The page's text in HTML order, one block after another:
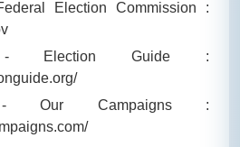
Election Commission :
Election Guide :
Our Campaigns :